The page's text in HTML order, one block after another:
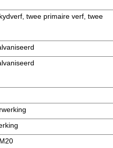
twee primaire verf, twee